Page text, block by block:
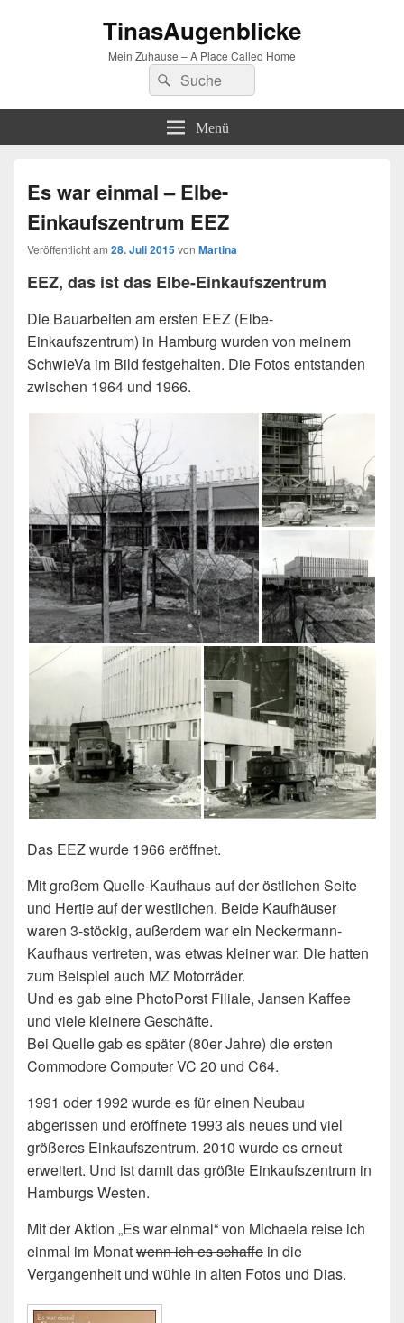
TinasAugenblicke
Mein Zuhause – A Place Called Home
Suchen
nach:
Suchen
Menü
Es war einmal – Elbe-
Einkaufszentrum EEZ
Veröffentlicht am 28. Juli 2015von Martina
EEZ, das ist das Elbe-Einkaufszentrum
Die Bauarbeiten am ersten EEZ (Elbe-
Einkaufszentrum) in Hamburg wurden von meinem
SchwieVa im Bild festgehalten. Die Fotos entstanden
zwischen 1964 und 1966.
Das EEZ wurde 1966 eröffnet.
Mit großem Quelle-Kaufhaus auf der östlichen Seite
und Hertie auf der westlichen. Beide Kaufhäuser
waren 3-stöckig, außerdem war ein Neckermann-
Kaufhaus vertreten, was etwas kleiner war. Die hatten
zum Beispiel auch MZ Motorräder.
Und es gab eine PhotoPorst Filiale, Jansen Kaffee
und viele kleinere Geschäfte.
Bei Quelle gab es später (80er Jahre) die ersten
Commodore Computer VC 20 und C64.
1991 oder 1992 wurde es für einen Neubau
abgerissen und eröffnete 1993 als neues und viel
größeres Einkaufszentrum. 2010 wurde es erneut
erweitert. Und ist damit das größte Einkaufszentrum in
Hamburgs Westen.
Mit der Aktion „Es war einmal“ von Michaela reise ich
einmal im Monatwenn ich es schaffe in die
Vergangenheit und wühle in alten Fotos und Dias.